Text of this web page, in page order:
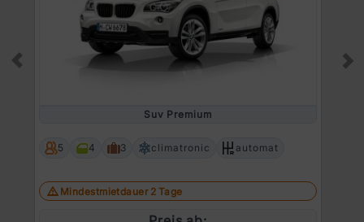
Suv Premium
5 4 3 climatronic automat
Mindestmietdauer 2 Tage